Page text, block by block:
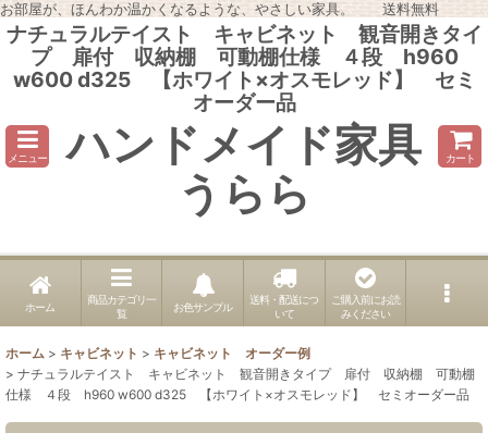
お部屋が、ほんわか温かくなるような、やさしい家具。 送料無料
ナチュラルテイスト キャビネット 観音開きタイ
プ 扉付 収納棚 可動棚仕様 ４段 h960
w600 d325 【ホワイト×オスモレッド】 セミ
オーダー品
メニュー ハンドメイド家具
うらら
カート
ホーム
商品カテゴリ一
覧
お色サンプル
送料・配送につ
いて
ご購入前にお読
みください
ホーム > キャビネット > キャビネット オーダー例
> ナチュラルテイスト キャビネット 観音開きタイプ 扉付 収納棚 可動棚
仕様 ４段 h960 w600 d325 【ホワイト×オスモレッド】 セミオーダー品